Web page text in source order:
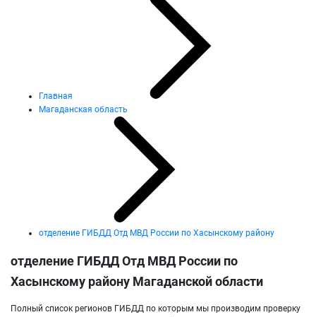
Главная
Магаданская область
отделение ГИБДД Отд МВД России по Хасынскому району
отделение ГИБДД Отд МВД России по
Хасынскому району Магаданской области
Полный список регионов ГИБДД по которым мы производим проверку